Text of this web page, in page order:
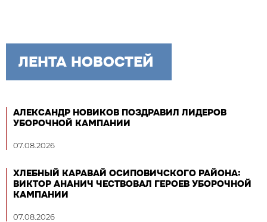
ЛЕНТА НОВОСТЕЙ
АЛЕКСАНДР НОВИКОВ ПОЗДРАВИЛ ЛИДЕРОВ
УБОРОЧНОЙ КАМПАНИИ
07.08.2026
ХЛЕБНЫЙ КАРАВАЙ ОСИПОВИЧСКОГО РАЙОНА:
ВИКТОР АНАНИЧ ЧЕСТВОВАЛ ГЕРОЕВ УБОРОЧНОЙ
КАМПАНИИ
07.08.2026